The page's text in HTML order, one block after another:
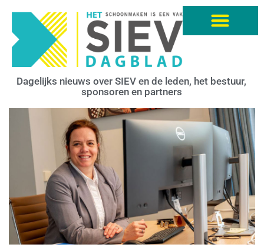
Dagelijks nieuws over SIEV en de leden, het bestuur,
sponsoren en partners